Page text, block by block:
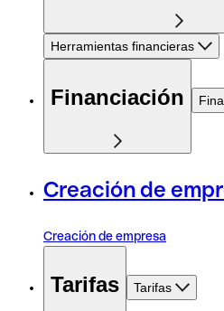
Herramientas financieras
Financiación
Creación de
Creación de empresa
Tarifas Tarifas